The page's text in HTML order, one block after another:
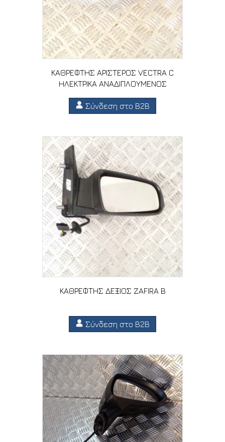
ΚΑΘΡΕΦΤΗΣ ΑΡΙΣΤΕΡΟΣ VECTRA C
ΗΛΕΚΤΡΙΚΑ ΑΝΑΔΙΠΛΟΥΜΕΝΟΣ
Σύνδεση στο B2B
ΚΑΘΡΕΦΤΗΣ ΔΕΞΙΟΣ ZAFIRA B
Σύνδεση στο B2B